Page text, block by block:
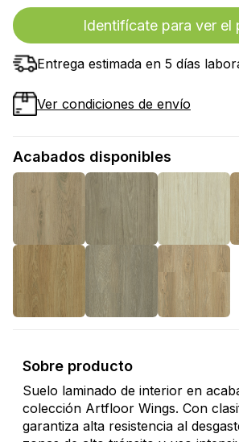
Identifícate para ver el
Entrega estimada en 5 días
Ver condiciones de envío
Acabados disponibles
Sobre producto
Suelo laminado de interior en
colección Artfloor Wings. Con
garantiza alta resistencia al